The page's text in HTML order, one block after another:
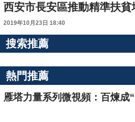
西安市長安區推動精準扶
2019年10月23日 18:40
搜索推薦
熱門推薦
雁塔力量系列微視頻：百煉成